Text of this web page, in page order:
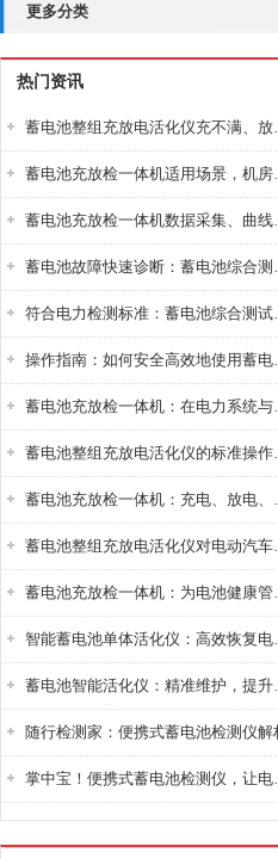
更多分类
热门资讯
蓄电池
蓄电池充放
蓄电池充放
蓄电池故障
符合电力检
操作指南
蓄电池充放检
蓄电池整组充
蓄电池充
蓄电池整
蓄电池充
智能蓄电池
蓄电池
随行检测家：便携式蓄电池检测仪解
掌中宝！